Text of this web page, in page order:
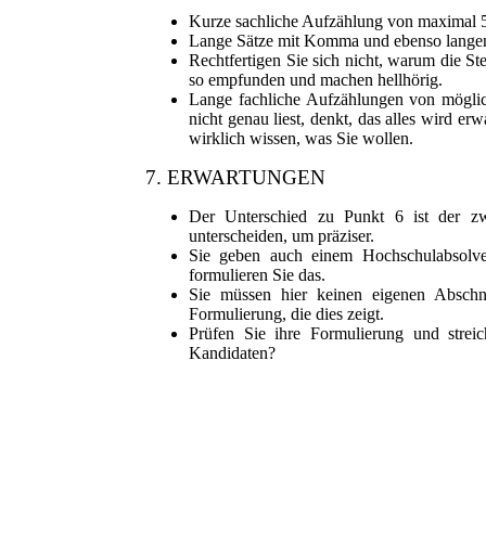
Kurze sachliche Aufzählung von maximal
Lange Sätze mit Komma und ebenso
Rechtfertigen Sie sich nicht, warum die
so empfunden und machen hellhörig.
Lange fachliche Aufzählungen von
nicht genau liest, denkt, das alles wird
wirklich wissen, was Sie wollen.
7. ERWARTUNGEN
Der Unterschied zu Punkt 6 ist der
unterscheiden, um präziser.
Sie geben auch einem
formulieren Sie das.
Sie müssen hier keinen eigenen
Formulierung, die dies zeigt.
Prüfen Sie ihre Formulierung und
Kandidaten?